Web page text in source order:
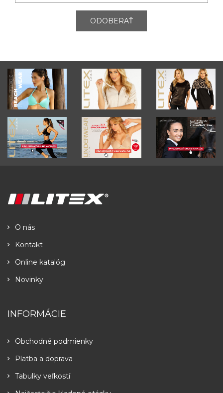
ODOBERAŤ
O nás
Kontakt
Online katalóg
Novinky
INFORMÁCIE
Obchodné podmienky
Platba a doprava
Tabulky veľkostí